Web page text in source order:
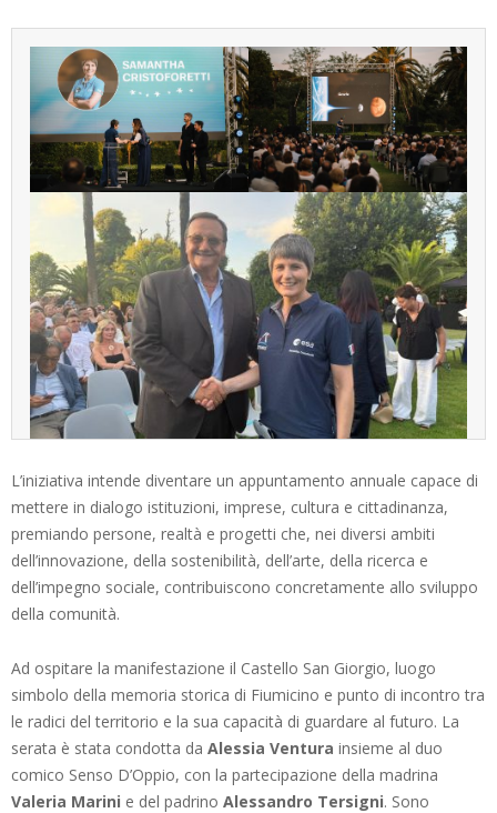
L’iniziativa intende diventare un appuntamento annuale capace di
mettere in dialogo istituzioni, imprese, cultura e cittadinanza,
premiando persone, realtà e progetti che, nei diversi ambiti
dell’innovazione, della sostenibilità, dell’arte, della ricerca e
dell’impegno sociale, contribuiscono concretamente allo sviluppo
della comunità.
Ad ospitare la manifestazione il Castello San Giorgio, luogo
simbolo della memoria storica di Fiumicino e punto di incontro tra
le radici del territorio e la sua capacità di guardare al futuro. La
serata è stata condotta da Alessia Ventura insieme al duo
comico Senso D’Oppio, con la partecipazione della madrina
Valeria Marini e del padrino Alessandro Tersigni. Sono